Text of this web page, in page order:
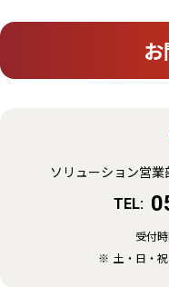
ソリューション営
TEL:
受付時
土・日・